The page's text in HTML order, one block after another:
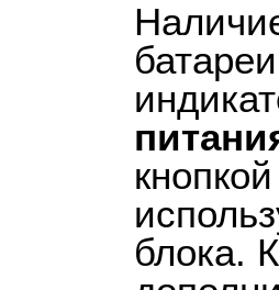
блока.